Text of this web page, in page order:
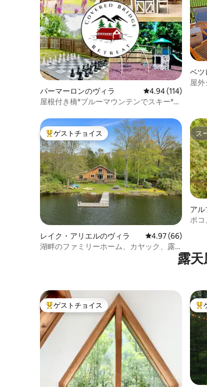
パーマーロンのヴィラ レビュー114件、5
4.94 (114)
屋根付き橋*ブルーマウンテンでスキー*ジ
ベツ
屋
大好評のゲストチョイスです。
ゲストチョイス
レイク・アリエルのヴィラ レビュー66件、5
4.97 (66)
湖畔のファミリーホーム、カヤック、露
ス
ス
ア
ポ
露
大好評のゲストチョイスです。
ゲストチョイス 大